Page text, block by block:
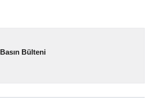
Basın Bülteni